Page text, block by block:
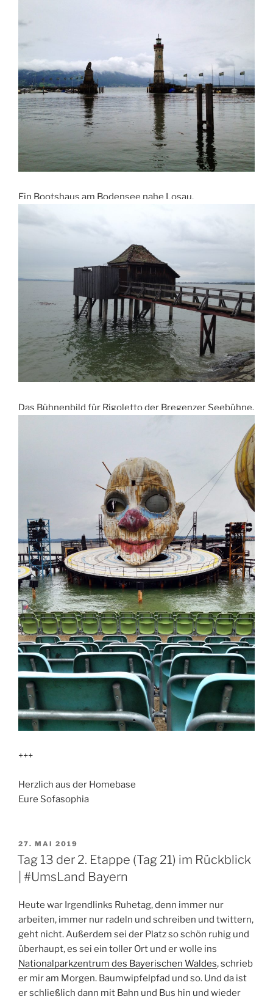
Ein Bootshaus am Bodensee nahe Losau.
Das Bühnenbild für Rigoletto der Bregenzer Seebühne.
+++
Herzlich aus der Homebase
Eure Sofasophia
VERÖFFENTLICHT
AM
27. MAI 2019
Tag 13 der 2. Etappe (Tag 21) im Rückblick
| #UmsLand Bayern
Heute war Irgendlinks Ruhetag, denn immer nur
arbeiten, immer nur radeln und schreiben und twittern,
geht nicht. Außerdem sei der Platz so schön ruhig und
überhaupt, es sei ein toller Ort und er wolle ins
Nationalparkzentrum des Bayerischen Waldes, schrieb
er mir am Morgen. Baumwipfelpfad und so. Und da ist
er schließlich dann mit Bahn und Bus hin und wieder